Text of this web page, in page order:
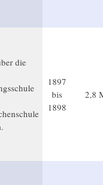
die
1897
bis
1898
2,8